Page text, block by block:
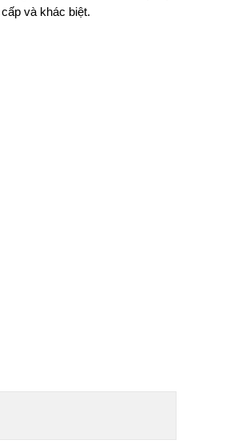
và khác biệt.